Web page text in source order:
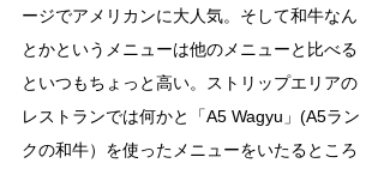
ージでアメリカンに大人気。そして和牛なん
とかというメニューは他のメニューと比べる
といつもちょっと高い。ストリップエリアの
レストランでは何かと「A5 Wagyu」(A5ラン
クの和牛）を使ったメニューをいたるところ